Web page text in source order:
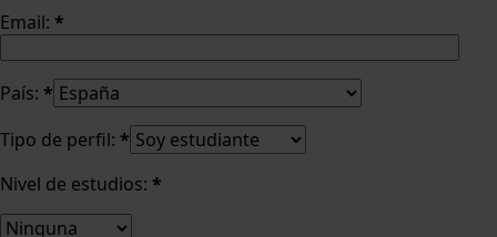
Email: *
País: *
Tipo de perfil: *
Nivel de estudios: *